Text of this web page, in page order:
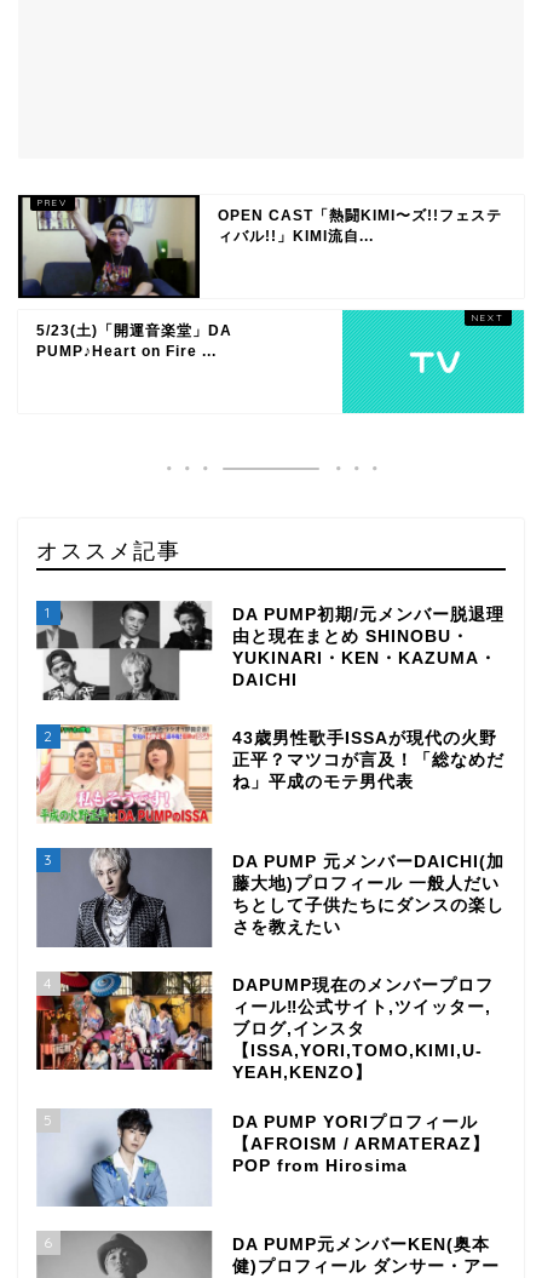
OPEN CAST「熱闘KIMI〜ズ!!フェステ
ィバル!!」KIMI流自...
5/23(土)「開運音楽堂」DA
PUMP♪Heart on Fire ...
オススメ記事
1
DA PUMP初期/元メンバー脱退理
由と現在まとめ SHINOBU・
YUKINARI・KEN・KAZUMA・
DAICHI
2
43歳男性歌手ISSAが現代の火野
正平？マツコが言及！「総なめだ
ね」平成のモテ男代表
3
DA PUMP 元メンバーDAICHI(加
藤大地)プロフィール 一般人だい
ちとして子供たちにダンスの楽し
さを教えたい
4
DAPUMP現在のメンバープロフ
ィール‼公式サイト,ツイッター,
ブログ,インスタ
【ISSA,YORI,TOMO,KIMI,U-
YEAH,KENZO】
5
DA PUMP YORIプロフィール
【AFROISM / ARMATERAZ】
POP from Hirosima
6
DA PUMP元メンバーKEN(奥本
健)プロフィール ダンサー・アー